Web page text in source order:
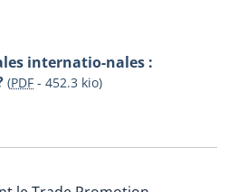
internatio-nales :
(PDF - 452.3 kio)